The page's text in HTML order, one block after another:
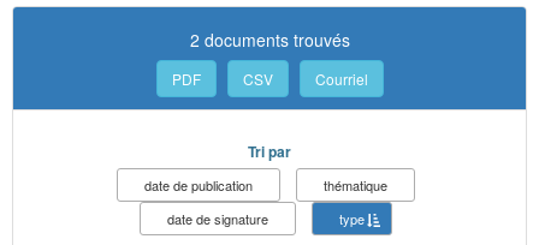
2 documents trouvés
PDF CSV Courriel
Tri par
date de publication
thématique
date de signature
type